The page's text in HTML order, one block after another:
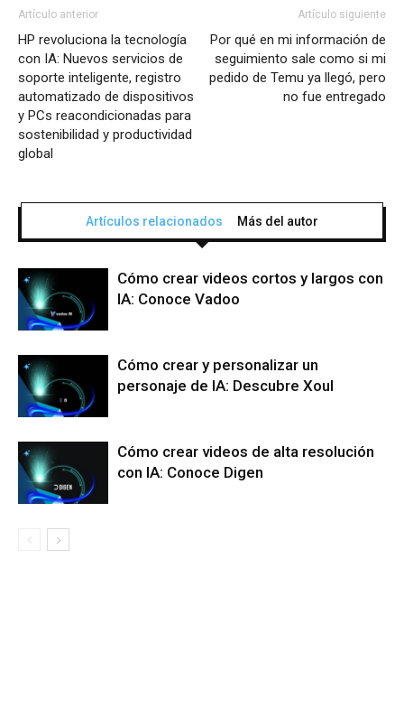
Artículo anterior
HP revoluciona la tecnología
con IA: Nuevos servicios de
soporte inteligente, registro
automatizado de dispositivos
y PCs reacondicionadas para
sostenibilidad y productividad
global
Artículo siguiente
Por qué en mi información de
seguimiento sale como si mi
pedido de Temu ya llegó, pero
no fue entregado
Artículos relacionados Más del autor
Cómo crear videos cortos y largos con
IA: Conoce Vadoo
Cómo crear y personalizar un
personaje de IA: Descubre Xoul
Cómo crear videos de alta resolución
con IA: Conoce Digen